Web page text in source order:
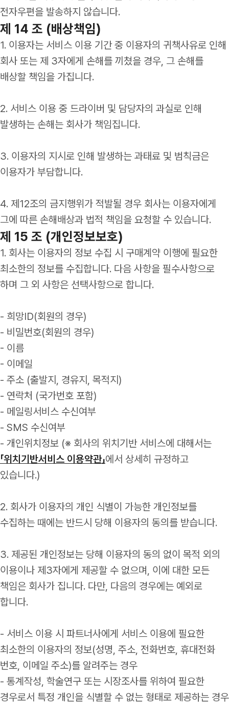
전자우편을 발송하지 않습니다.
제 14 조 (배상책임)
1. 이용자는 서비스 이용 기간 중 이용자의 귀책사유로 인해
회사 또는 제 3자에게 손해를 끼쳤을 경우, 그 손해를
배상할 책임을 가집니다.
2. 서비스 이용 중 드라이버 및 담당자의 과실로 인해
발생하는 손해는 회사가 책임집니다.
3. 이용자의 지시로 인해 발생하는 과태료 및 범칙금은
이용자가 부담합니다.
4. 제12조의 금지행위가 적발될 경우 회사는 이용자에게
그에 따른 손해배상과 법적 책임을 요청할 수 있습니다.
제 15 조 (개인정보보호)
1. 회사는 이용자의 정보 수집 시 구매계약 이행에 필요한
최소한의 정보를 수집합니다. 다음 사항을 필수사항으로
하며 그 외 사항은 선택사항으로 합니다.
- 희망ID(회원의 경우)
- 비밀번호(회원의 경우)
- 이름
- 이메일
- 주소 (출발지, 경유지, 목적지)
- 연락처 (국가번호 포함)
- 메일링서비스 수신여부
- SMS 수신여부
- 개인위치정보 (※ 회사의 위치기반 서비스에 대해서는
「위치기반서비스 이용약관」에서 상세히 규정하고
있습니다.)
2. 회사가 이용자의 개인 식별이 가능한 개인정보를
수집하는 때에는 반드시 당해 이용자의 동의를 받습니다.
3. 제공된 개인정보는 당해 이용자의 동의 없이 목적 외의
이용이나 제3자에게 제공할 수 없으며, 이에 대한 모든
책임은 회사가 집니다. 다만, 다음의 경우에는 예외로
합니다.
- 서비스 이용 시 파트너사에게 서비스 이용에 필요한
최소한의 이용자의 정보(성명, 주소, 전화번호, 휴대전화
번호, 이메일 주소)를 알려주는 경우
- 통계작성, 학술연구 또는 시장조사를 위하여 필요한
경우로서 특정 개인을 식별할 수 없는 형태로 제공하는 경우